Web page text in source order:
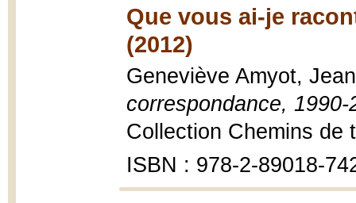
Que vous ai-je
(2012)
Geneviève Amyot,
correspondance, 1990-
Collection Chemins de
ISBN : 978-2-89018-